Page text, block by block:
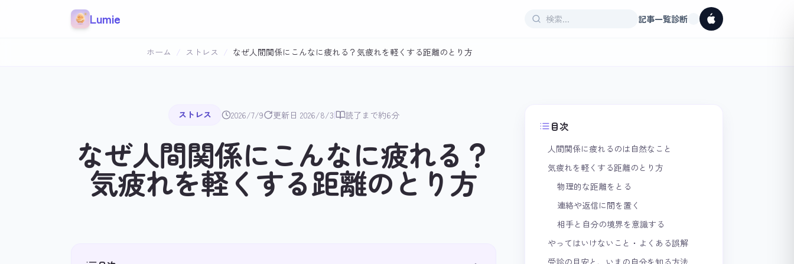
Lumie 記事一覧診断
ホーム / ストレス / なぜ人間関係にこんなに疲れる？気疲れを軽くする距離のとり方
ストレス 2026/7/9 更新日 2026/8/3| 読了まで約6分
なぜ人間関係にこんなに疲れる？
気疲れを軽くする距離のとり方
目次
人間関係に疲れるのは自然なこと
気疲れを軽くする距離のとり方
物理的な距離をとる
連絡や返信に間を置く
相手と自分の境界を意識する
やってはいけないこと・よくある誤解
受診の目安と、いまの自分を知る方法